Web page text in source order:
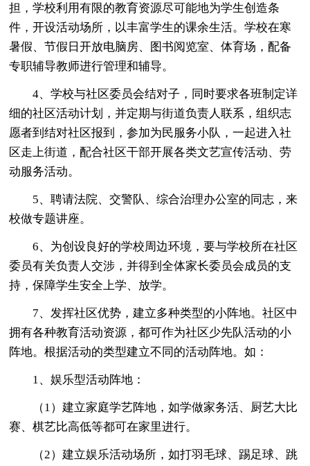
担，学校利用有限的教育资源尽可能地为学生创造条
件，开设活动场所，以丰富学生的课余生活。学校在寒
暑假、节假日开放电脑房、图书阅览室、体育场，配备
专职辅导教师进行管理和辅导。
4、学校与社区委员会结对子，同时要求各班制定详
细的社区活动计划，并定期与街道负责人联系，组织志
愿者到结对社区报到，参加为民服务小队，一起进入社
区走上街道，配合社区干部开展各类文艺宣传活动、劳
动服务活动。
5、聘请法院、交警队、综合治理办公室的同志，来
校做专题讲座。
6、为创设良好的学校周边环境，要与学校所在社区
委员有关负责人交涉，并得到全体家长委员会成员的支
持，保障学生安全上学、放学。
7、发挥社区优势，建立多种类型的小阵地。社区中
拥有各种教育活动资源，都可作为社区少先队活动的小
阵地。根据活动的类型建立不同的活动阵地。如：
1、娱乐型活动阵地：
（1）建立家庭学艺阵地，如学做家务活、厨艺大比
赛、棋艺比高低等都可在家里进行。
（2）建立娱乐活动场所，如打羽毛球、踢足球、跳